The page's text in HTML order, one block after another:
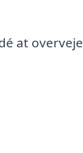
at overveje